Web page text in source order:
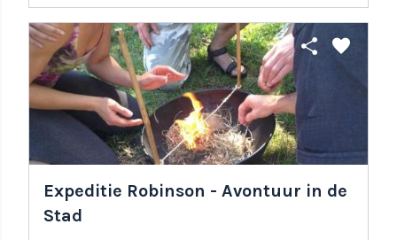
share favorite
Expeditie Robinson - Avontuur in de
Stad